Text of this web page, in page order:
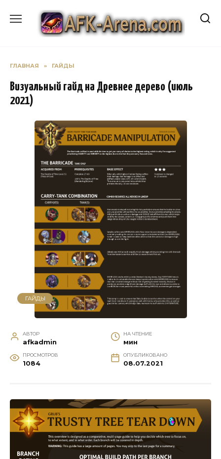
содержанию
ГЛАВНАЯ » ГАЙДЫ
Визуальный гайд на Древнее дерево (июль
2021)
ГАЙДЫ
АВТОР
afkadmin
НА ЧТЕНИЕ
мин
ПРОСМОТРОВ
1084
ОПУБЛИКОВАНО
08.07.2021